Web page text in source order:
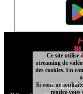
Ce site utilise
streaming de
des cookies. En
Si vous ne
rendez-vous
- Ce site utilise
©/-\ll in